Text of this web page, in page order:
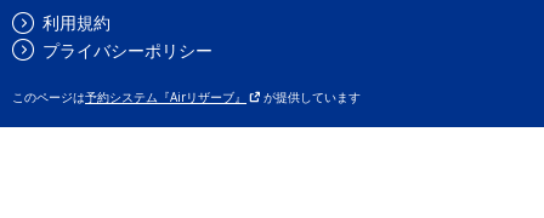
利用規約
プライバシーポリシー
このページは予約システム『Airリザーブ』 が提供しています